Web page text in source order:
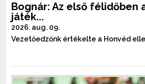
Bognár: Az első félidőben
játék...
2026. aug. 09.
Vezetőedzőnk értékelte a Honvéd